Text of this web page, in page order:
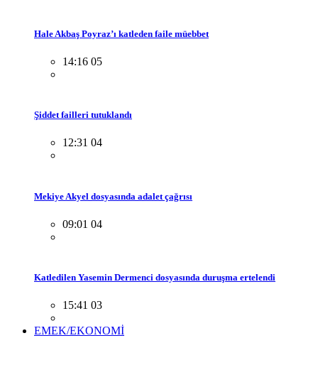
Hale Akbaş Poyraz’ı katleden faile müebbet
14:16 05
Şiddet failleri tutuklandı
12:31 04
Mekiye Akyel dosyasında adalet çağrısı
09:01 04
Katledilen Yasemin Dermenci dosyasında duruşma ertelendi
15:41 03
EMEK/EKONOMİ